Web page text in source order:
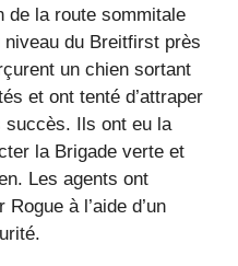
de la route sommitale
du Breitfirst près
un chien sortant
et ont tenté d’attraper
succès. Ils ont eu la
la Brigade verte et
Les agents ont
à l’aide d’un